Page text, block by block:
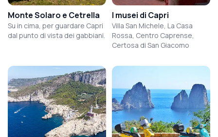
Monte Solaro e Cetrella
Su in cima, per guardare Capri
dal punto di vista dei gabbiani.
I musei di Capri
Villa San Michele, La Casa
Rossa, Centro Caprense,
Certosa di San Giacomo